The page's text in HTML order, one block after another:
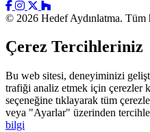
© 2026 Hedef Aydınlatma. Tüm
Çerez Tercihleriniz
Bu web sitesi, deneyiminizi
trafiği analiz etmek için çerezler
seçeneğine tıklayarak tüm
veya "Ayarlar" üzerinden
bilgi